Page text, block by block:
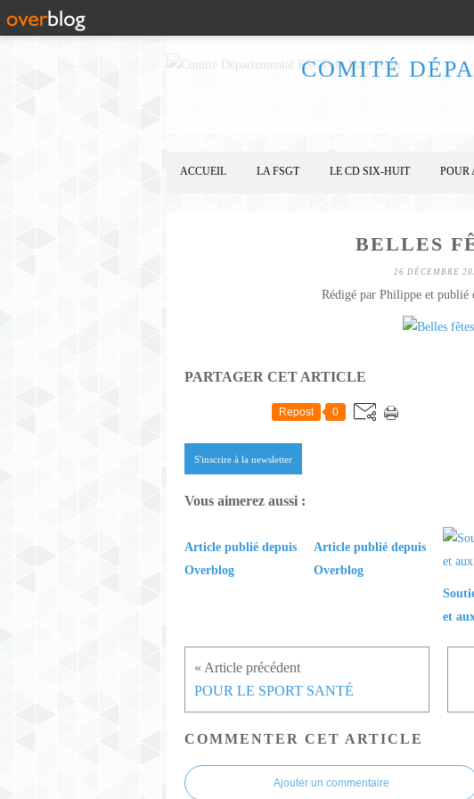
COMITÉ
ACCUEIL LA FSGT LE CD SIX-HUIT POUR
BELLES
26 DÉCEMBRE
Rédigé par Philippe et publié
PARTAGER CET ARTICLE
Repost 0
S'inscrire à la newsletter
Vous aimerez aussi :
Article publié depuis
Overblog
Article publié depuis
Overblog
et
POUR LE SPORT SANTÉ
COMMENTER CET ARTICLE
Ajouter un commentaire